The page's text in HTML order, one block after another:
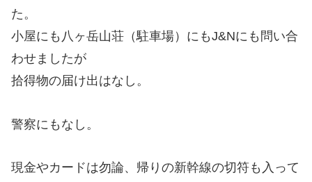
た。
小屋にも八ヶ岳山荘（駐車場）にもJ&Nにも問い合
わせましたが
拾得物の届け出はなし。
警察にもなし。
現金やカードは勿論、帰りの新幹線の切符も入って